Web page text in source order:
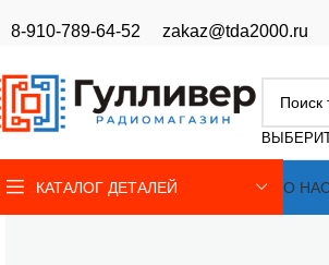
8-910-789-64-52 zakaz@tda2000.ru
КАТАЛОГ ДЕТАЛЕЙ О